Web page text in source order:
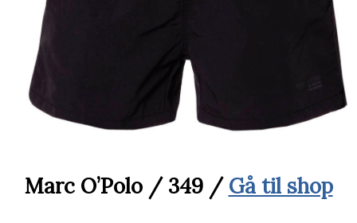
Marc O’Polo / 349 / Gå til shop